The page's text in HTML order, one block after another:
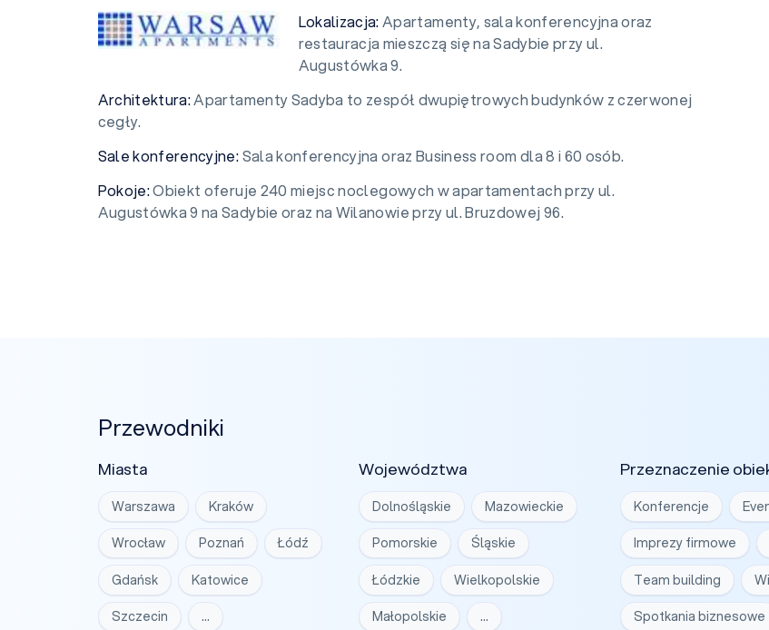
Lokalizacja:Apartamenty, sala konferencyjna oraz
restauracja mieszczą się na Sadybie przy ul.
Augustówka 9.
Architektura:Apartamenty Sadyba to zespół dwupiętrowych budynków z czerwonej
cegły.
Sale konferencyjne:Sala konferencyjna oraz Business room dla 8 i 60 osób.
Pokoje:Obiekt oferuje 240 miejsc noclegowych w apartamentach przy ul.
Augustówka 9 na Sadybie oraz na Wilanowie przy ul. Bruzdowej 96.
Przewodniki
Miasta
Warszawa Kraków
Wrocław Poznań Łódź
Gdańsk Katowice
Szczecin …
Województwa
Dolnośląskie Mazowieckie
Pomorskie Śląskie
Łódzkie Wielkopolskie
Małopolskie …
Przeznaczenie
Konferencje
Imprezy firmowe
Team building
Spotkania biznesowe